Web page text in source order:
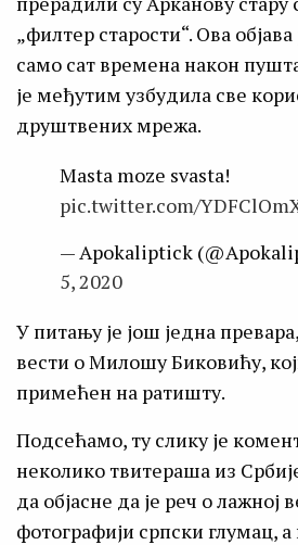
„филтер старости“. Ова
само сат времена након
је међутим узбудила све
друштвених мрежа.
Masta moze svasta!
pic.twitter.com/
— Apokaliptick
5, 2020
У питању је још једна
вести о Милошу Биковићу,
примећен на ратишту.
Подсећамо, ту слику је
неколико твитераша из
да објасне да је реч о лажној
фотографији српски глумац,